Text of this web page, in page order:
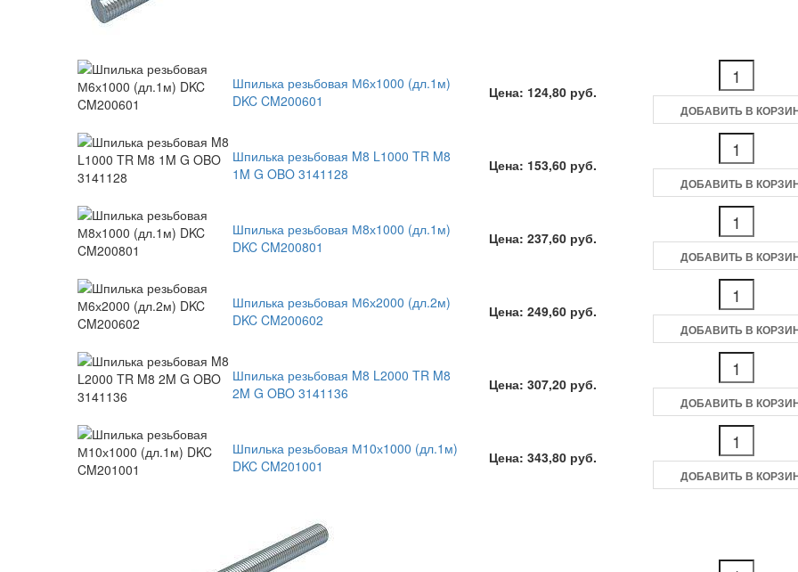
Шпилька резьбовая М6х1000 (дл.1м)
DKC CM200601
Цена: 124,80 руб.
ДОБАВИТЬ В
Шпилька резьбовая M8 L1000 TR M8
1M G OBO 3141128
Цена: 153,60 руб.
ДОБАВИТЬ В
Шпилька резьбовая М8х1000 (дл.1м)
DKC CM200801
Цена: 237,60 руб.
ДОБАВИТЬ В
Шпилька резьбовая М6х2000 (дл.2м)
DKC CM200602
Цена: 249,60 руб.
ДОБАВИТЬ В
Шпилька резьбовая M8 L2000 TR M8
2M G OBO 3141136
Цена: 307,20 руб.
ДОБАВИТЬ В
Шпилька резьбовая М10х1000 (дл.1м)
DKC CM201001
Цена: 343,80 руб.
ДОБАВИТЬ В